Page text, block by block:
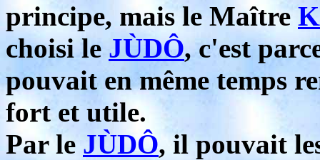
principe, mais le Maître
choisi le JÙDÔ, c'est
pouvait en même temps
fort et utile.
Par le JÙDÔ, il pouvait